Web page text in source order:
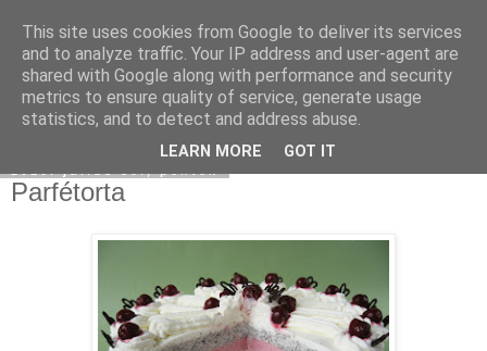
Moha Konyha
Parfétorta
This site uses cookies from Google to deliver its services
and to analyze traffic. Your IP address and user-agent are
shared with Google along with performance and security
metrics to ensure quality of service, generate usage
statistics, and to detect and address abuse.
LEARN MORE GOT IT